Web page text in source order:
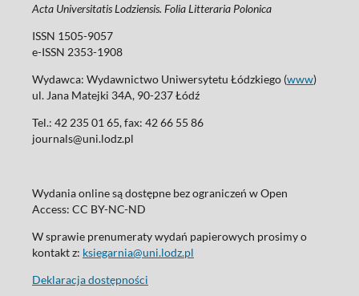
Acta Universitatis Lodziensis. Folia Litteraria Polonica
ISSN 1505-9057
e-ISSN 2353-1908
Wydawca: Wydawnictwo Uniwersytetu Łódzkiego (www)
ul. Jana Matejki 34A, 90-237 Łódź
Tel.: 42 235 01 65, fax: 42 66 55 86
journals@uni.lodz.pl
Wydania online są dostępne bez ograniczeń w Open
Access: CC BY-NC-ND
W sprawie prenumeraty wydań papierowych prosimy o
kontakt z: ksiegarnia@uni.lodz.pl
Deklaracja dostępności